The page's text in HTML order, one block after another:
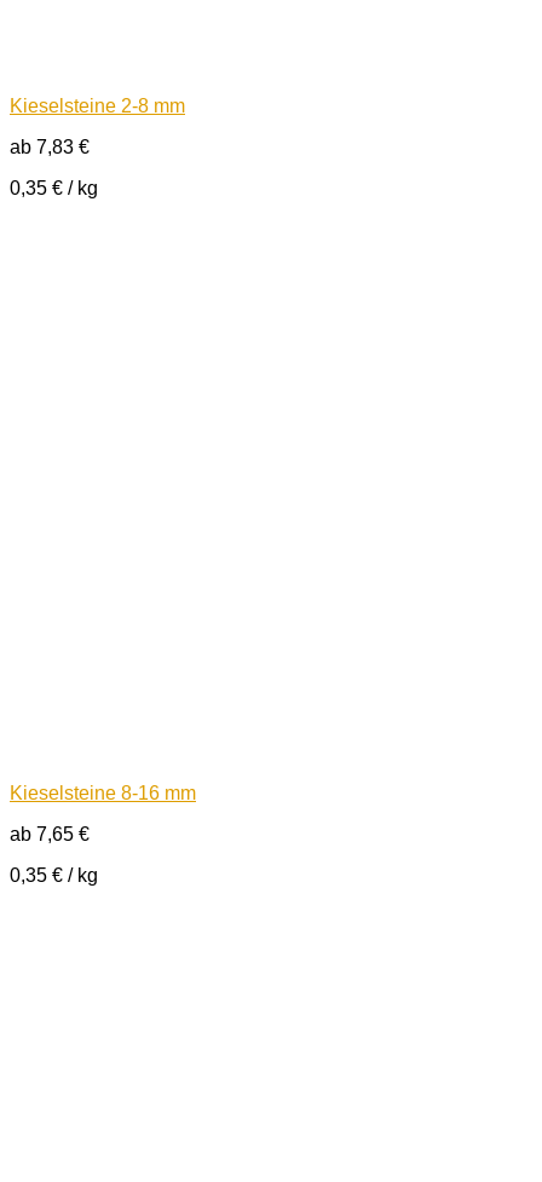
Kieselsteine 2-8 mm
ab 7,83 €
0,35 € / kg
Kieselsteine 8-16 mm
ab 7,65 €
0,35 € / kg